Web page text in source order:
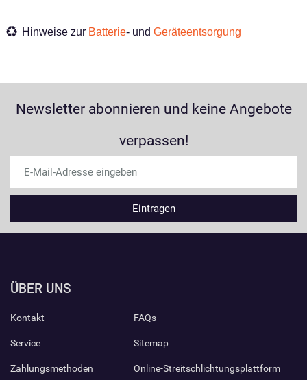
Hinweise zur Batterie- und Geräteentsorgung
Newsletter abonnieren und keine Angebote
verpassen!
ÜBER UNS
Kontakt
Service
Zahlungsmethoden
FAQs
Sitemap
Online-Streitschlichtungsplattform